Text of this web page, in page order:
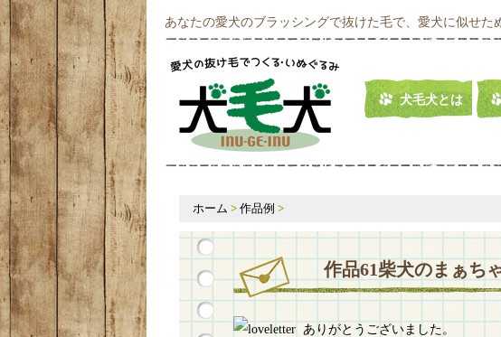
あなたの愛犬のブラッシングで抜けた毛で、愛犬に似せた
犬毛犬とは
ホーム > 作品例 >
作品61柴犬のまぁち
ありがとうございました。